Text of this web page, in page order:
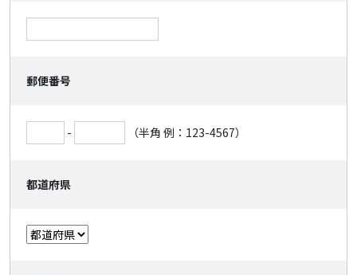
郵便番号
- （半角 例：123-4567）
都道府県